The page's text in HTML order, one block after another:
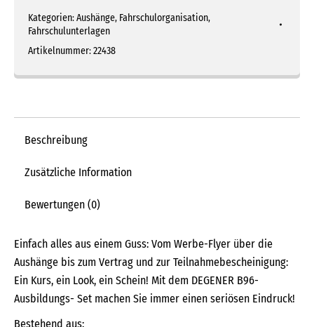
Menge
Kategorien:Aushänge, Fahrschulorganisation,
Fahrschulunterlagen
Artikelnummer:22438
Beschreibung
Zusätzliche Information
Bewertungen (0)
Einfach alles aus einem Guss: Vom Werbe-Flyer über die
Aushänge bis zum Vertrag und zur Teilnahmebescheinigung:
Ein Kurs, ein Look, ein Schein! Mit dem DEGENER B96-
Ausbildungs- Set machen Sie immer einen seriösen Eindruck!
Bestehend aus: